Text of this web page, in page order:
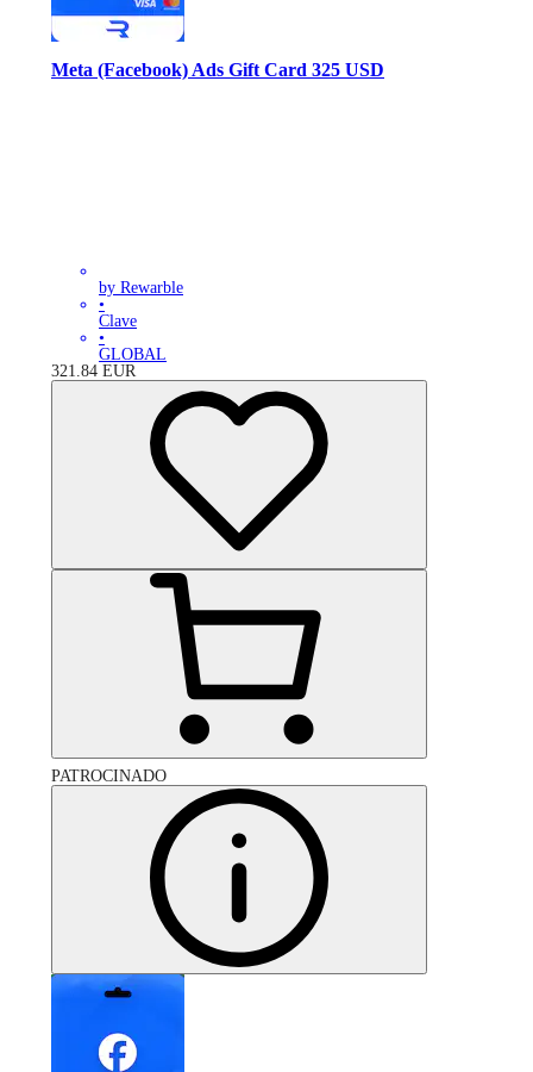
Meta (Facebook) Ads Gift Card 325 USD
by Rewarble
•
Clave
•
GLOBAL
321.84 EUR
PATROCINADO